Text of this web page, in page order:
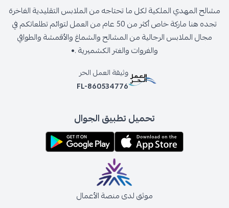
مشالح المهدي الملكية لكل ما تحتاجه من الملابس التقليدية الفاخرة
تجده هنا ماركة خاص أكثر من 50 عام من العمل لتوائم تطلعاتكم في
مجال الملابس الرجالية من المشالح والشماغ والأقمشة والطواقي
والفروات والغتر الكشميرية .•
وثيقة العمل الحر
FL-860534776
تحميل تطبيق الجوال
موثق لدى منصة الأعمال